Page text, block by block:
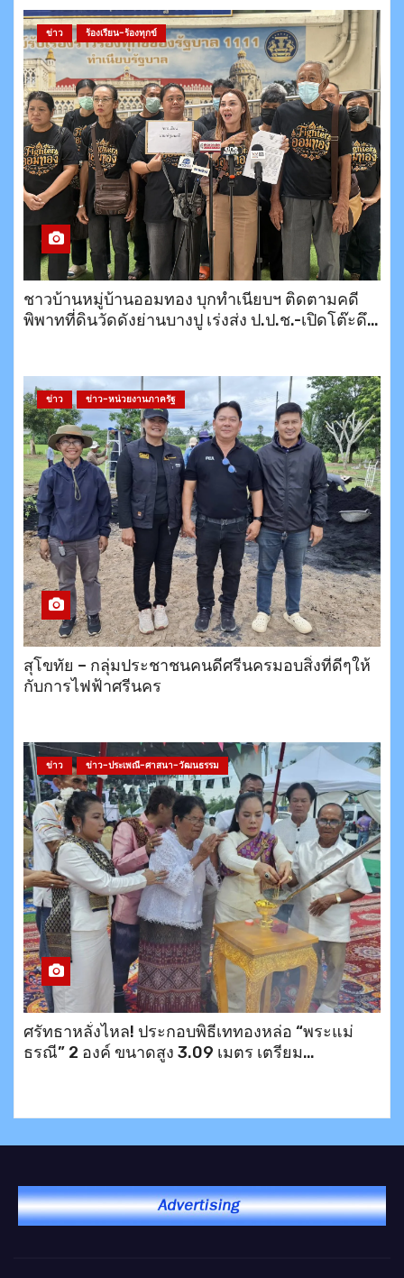
ข่าว ร้องเรียน-ร้องทุกข์
ชาวบ้านหมู่บ้านออมทอง บุกทำเนียบฯ ติดตามคดี
พิพาทที่ดินวัดดังย่านบางปู เร่งส่ง ป.ป.ช.-เปิดโต๊ะดึง
ข่าว ข่าว-หน่วยงานภาครัฐ
สุโขทัย – กลุ่มประชาชนคนดีศรีนครมอบสิ่งที่ดีๆให้
กับการไฟฟ้าศรีนคร
ข่าว ข่าว-ประเพณี-ศาสนา-วัฒนธรรม
ศรัทธาหลั่งไหล! ประกอบพิธีเททองหล่อ “พระแม่
ธรณี” 2 องค์ ขนาดสูง 3.09 เมตร เตรียม
ประชาชน